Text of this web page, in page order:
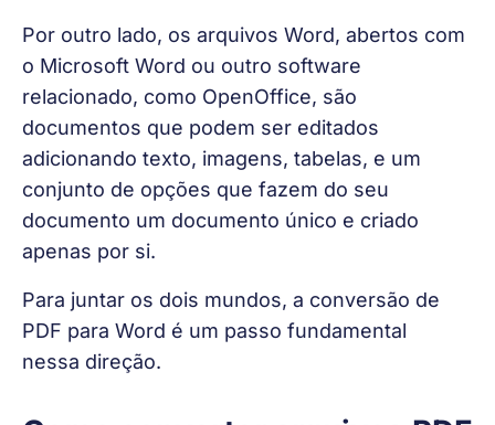
Por outro lado, os arquivos Word, abertos com
o Microsoft Word ou outro software
relacionado, como OpenOffice, são
documentos que podem ser editados
adicionando texto, imagens, tabelas, e um
conjunto de opções que fazem do seu
documento um documento único e criado
apenas por si.
Para juntar os dois mundos, a conversão de
PDF para Word é um passo fundamental
nessa direção.